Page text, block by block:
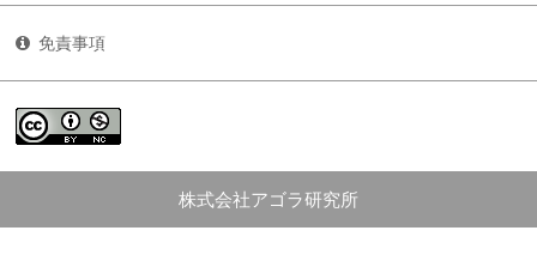
免責事項
株式会社アゴラ研究所